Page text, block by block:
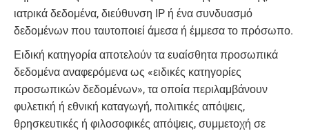
ιατρικά δεδομένα, διεύθυνση IP ή ένα συνδυασμό
δεδομένων που ταυτοποιεί άμεσα ή έμμεσα το πρόσωπο.
Ειδική κατηγορία αποτελούν τα ευαίσθητα προσωπικά
δεδομένα αναφερόμενα ως «ειδικές κατηγορίες
προσωπικών δεδομένων», τα οποία περιλαμβάνουν
φυλετική ή εθνική καταγωγή, πολιτικές απόψεις,
θρησκευτικές ή φιλοσοφικές απόψεις, συμμετοχή σε